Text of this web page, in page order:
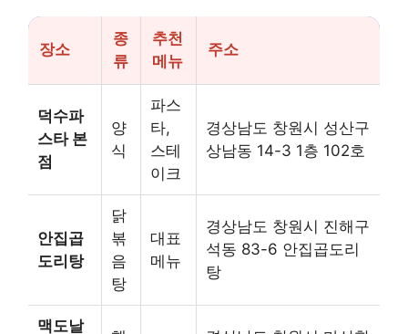
장소
종
류
추천
메뉴
주소
덕수파
스타 본
점
양
식
파스
타,
스테
이크
경상남도 창원시 성산구
상남동 14-3 1층 102호
안집곱
도리탕
닭
볶
음
탕
대표
메뉴
경상남도 창원시 진해구
석동 83-6 안집곱도리
탕
맥도날